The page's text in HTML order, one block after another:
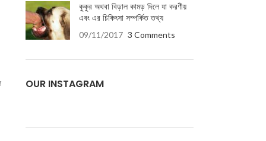
কুকুর অথবা বিড়াল কামড় দিলে যা করণীয়
এবং এর চিকিৎসা সম্পর্কিত তথ্য
09/11/2017 3 Comments
OUR INSTAGRAM